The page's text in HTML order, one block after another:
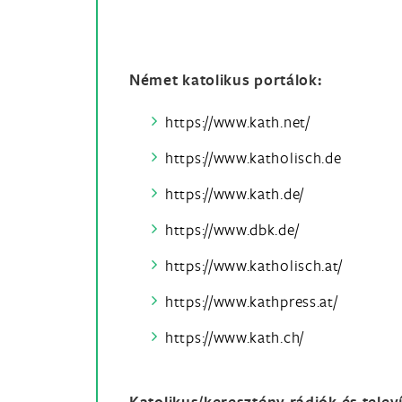
Német katolikus portálok:
https://www.kath.net/
https://www.katholisch.de
https://www.kath.de/
https://www.dbk.de/
https://www.katholisch.at/
https://www.kathpress.at/
https://www.kath.ch/